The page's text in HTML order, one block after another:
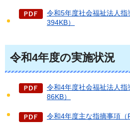
令和5年度社会福祉法人指
394KB）
令和4年度の実施状況
令和4年度社会福祉法人指
86KB）
令和4年度主な指摘事項（